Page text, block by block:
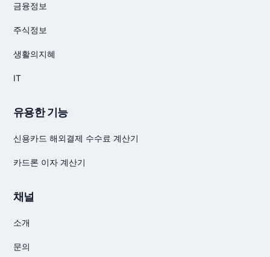
금융정보
주식정보
생활의지혜
IT
유용한 기능
신용카드 해외결제 수수료 계산기
카드론 이자 계산기
채널
소개
문의